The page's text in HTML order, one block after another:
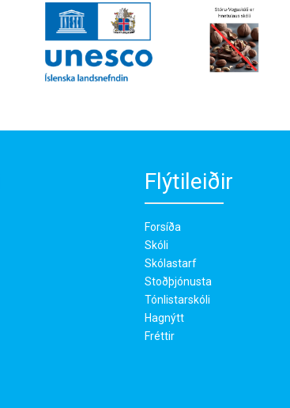
Flýtileiðir
Forsíða
Skóli
Skólastarf
Stoðþjónusta
Tónlistarskóli
Hagnýtt
Fréttir